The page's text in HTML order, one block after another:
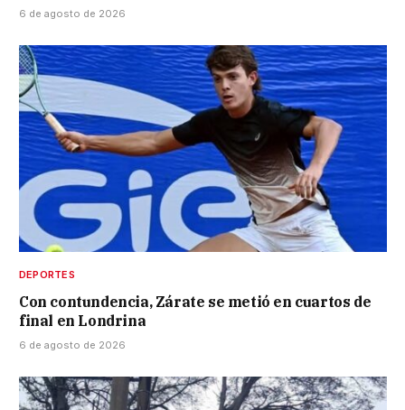
6 de agosto de 2026
DEPORTES
Con contundencia, Zárate se metió en cuartos de
final en Londrina
6 de agosto de 2026